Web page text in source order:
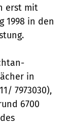
erst mit
1998 in den
in
7973030),
6700